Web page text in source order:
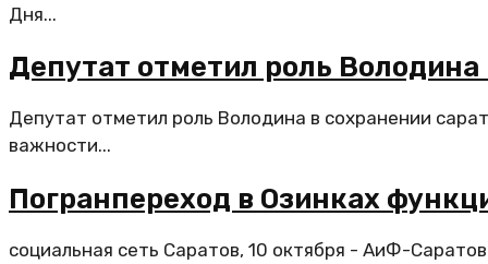
Дня...
Депутат отметил роль
Депутат отметил роль Володина в сохранении
важности...
Погранпереход в Озинках
социальная сеть Саратов, 10 октября - АиФ-